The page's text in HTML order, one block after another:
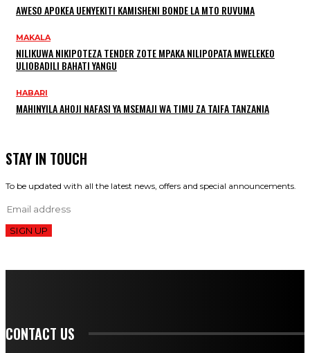
AWESO APOKEA UENYEKITI KAMISHENI BONDE LA MTO RUVUMA
MAKALA
NILIKUWA NIKIPOTEZA TENDER ZOTE MPAKA NILIPOPATA MWELEKEO
ULIOBADILI BAHATI YANGU
HABARI
MAHINYILA AHOJI NAFASI YA MSEMAJI WA TIMU ZA TAIFA TANZANIA
STAY IN TOUCH
To be updated with all the latest news, offers and special announcements.
SIGN UP
CONTACT US